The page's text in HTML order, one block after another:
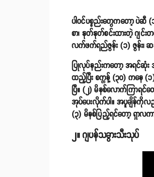
ပါဝင်ပစ္စည်းတွေကတော့ ပဲ
စာ၊ နုတ်နုတ်စင်းထားတဲ့ ဂျင်
လက်ဖက်ရည်ဇွန်း (၁) ဇွန်း၊
ပြုလုပ်နည်းကတော့ အရင်ဆုံး
ထည့်ပြီး စက္ကန့် (၃၀) ကနေ (၁
ပြီ။ (၂) မိနစ်လောက်ကြာရင်တ
အုပ်ပေးလိုက်ပါ။ အပူချိန်ကိုလည်
(၃) မိနစ်ပြည့်ရင်တော့ ရှာလက
၂။ ဂျပန်သခွားသီးသုပ်